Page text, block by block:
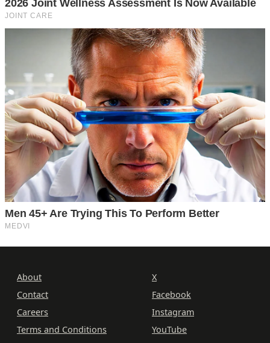
About
Contact
Careers
Terms and Conditions
X
Facebook
Instagram
YouTube